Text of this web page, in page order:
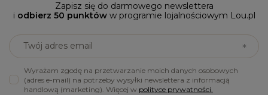
Zapisz się do darmowego newslettera
i odbierz 50 punktóww programie lojalnościowym Lou.pl
Twój adres email
Wyrażam zgodę na przetwarzanie moich danych osobowych
(adres e-mail) na potrzeby wysyłki newslettera z informacją
handlową (marketing). Więcej w polityce prywatności.